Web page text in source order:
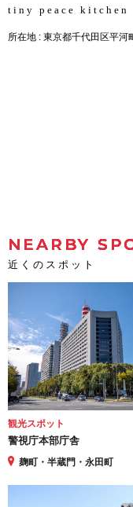
tiny peace kitchen
所在地 : 東京都千代田区平
NEARBY
近くのスポット
観光スポット
警視庁本部庁舎
麹町・半蔵門・永田町